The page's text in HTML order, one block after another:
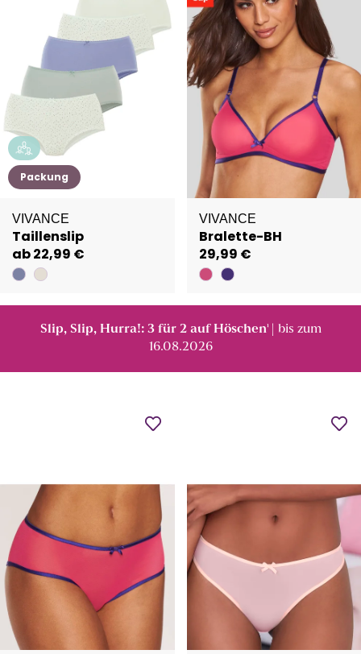
Packung
VIVANCE
Taillenslip
ab 22,99 €
VIVANCE
Bralette-BH
29,99 €
Slip, Slip, Hurra!: 3 für 2 auf Höschen¹
| bis zum
16.08.2026